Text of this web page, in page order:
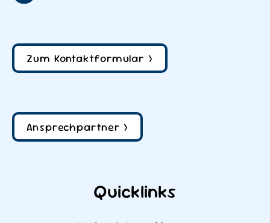
Quicklinks
Zum Kontaktformular >
Ansprechpartner >